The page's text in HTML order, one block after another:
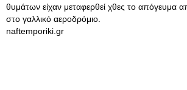
θυμάτων είχαν μεταφερθεί χθες το απόγευμα
στο γαλλικό αεροδρόμιο.
naftemporiki.gr